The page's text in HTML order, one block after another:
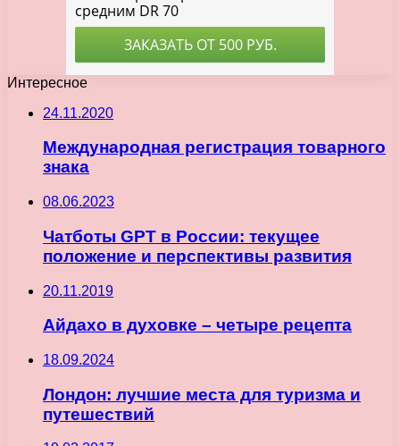
Интересное
24.11.2020
Международная регистрация товарного
знака
08.06.2023
Чатботы GPT в России: текущее
положение и перспективы развития
20.11.2019
Айдахо в духовке – четыре рецепта
18.09.2024
Лондон: лучшие места для туризма и
путешествий